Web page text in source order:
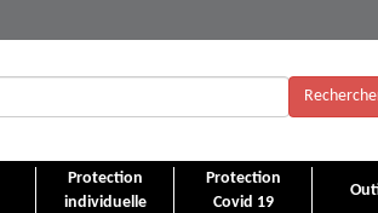
Protection
individuelle
Protection
Covid 19